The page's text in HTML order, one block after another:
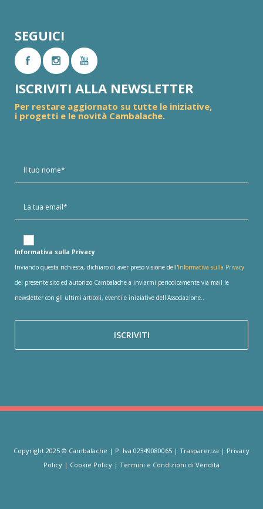
SEGUICI
ISCRIVITI ALLA NEWSLETTER
Per restare aggiornato su tutte le iniziative,
i progetti e le novità Cambalache.
Informativa sulla Privacy
Inviando questa richiesta, dichiaro di aver preso visione dell'Informativa sulla Privacy
del presente sito ed autorizo Cambalache a inviarmi periodicamente via mail le
newsletter con gli ultimi articoli, eventi e iniziative dell'Associazione..
Copyright 2025 © Cambalache | P. Iva 02349080065 | Trasparenza | Privacy
Policy | Cookie Policy | Termini e Condizioni di Vendita